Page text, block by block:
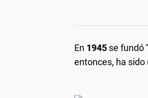
En 1945 se fundó
entonces, ha